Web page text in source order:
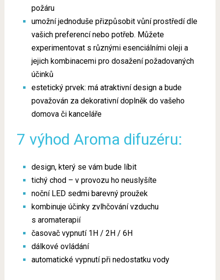
požáru
umožní jednoduše přizpůsobit vůní prostředí dle
vašich preferencí nebo potřeb. Můžete
experimentovat s různými esenciálními oleji a
jejich kombinacemi pro dosažení požadovaných
účinků
estetický prvek: má atraktivní design a bude
považován za dekorativní doplněk do vašeho
domova či kanceláře
7 výhod Aroma difuzéru:
design, který se vám bude líbit
tichý chod – v provozu ho neuslyšíte
noční LED sedmi barevný proužek
kombinuje účinky zvlhčování vzduchu
s aromaterapií
časovač vypnutí 1H / 2H / 6H
dálkové ovládání
automatické vypnutí při nedostatku vody